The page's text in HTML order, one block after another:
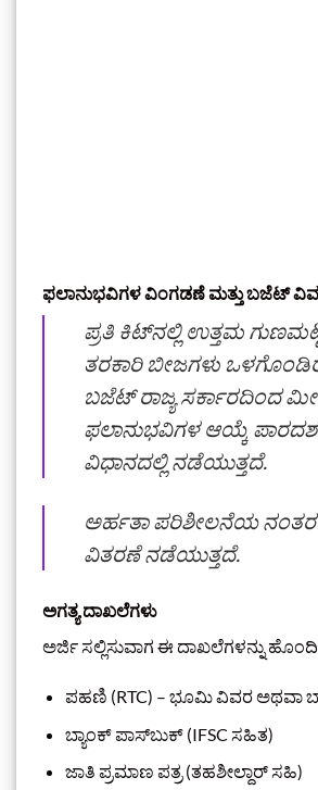
ಫಲಾನುಭವಿಗಳ ವಿಂಗಡಣೆ ಮತ್ತು ಬಜೆಟ್
ಪ್ರತಿ ಕಿಟ್‌ನಲ್ಲಿ ಉತ್ತಮ
ತರಕಾರಿ ಬೀಜಗಳು
ಬಜೆಟ್ ರಾಜ್ಯ ಸರ್ಕಾರದಿಂದ
ಫಲಾನುಭವಿಗಳ ಆಯ್ಕೆ
ವಿಧಾನದಲ್ಲಿ ನಡೆಯುತ್ತದೆ.
ಅರ್ಹತಾ ಪರಿಶೀಲನೆಯ ನಂತರ
ವಿತರಣೆ ನಡೆಯುತ್ತದೆ.
ಅಗತ್ಯ ದಾಖಲೆಗಳು
ಅರ್ಜಿ ಸಲ್ಲಿಸುವಾಗ ಈ ದಾಖಲೆಗಳನ್ನು
ಪಹಣಿ (RTC) – ಭೂಮಿ ವಿವರ ಅಥವಾ
ಬ್ಯಾಂಕ್ ಪಾಸ್‌ಬುಕ್ (IFSC ಸಹಿತ)
ಜಾತಿ ಪ್ರಮಾಣ ಪತ್ರ (ತಹಶೀಲ್ದಾರ್ ಸಹಿ)